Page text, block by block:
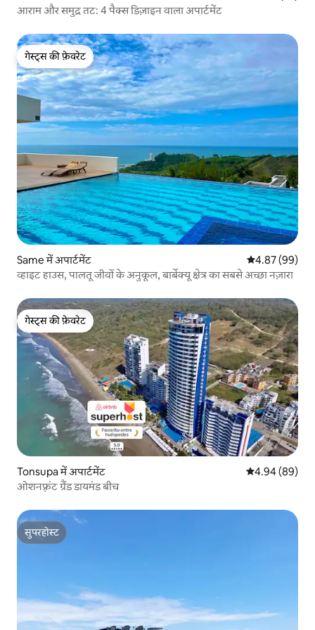
आराम और समुद्र तट: 4 पैक्स डिज़ाइन वाला अपार्टमेंट
गेस्ट्स की फ़ेवरेट
गेस्ट्स की फ़ेवरेट
Same में अपार्टमेंट औसत रेटिंग 5 में
4.87 (99)
व्हाइट हाउस, पालतू जीवों के अनुकूल, बार्बेक्यू क्षेत्र का सबसे अच्छा नज़ारा
गेस्ट्स की फ़ेवरेट
गेस्ट्स की फ़ेवरेट
Tonsupa में अपार्टमेंट औसत रेटिंग 5 में
4.94 (89)
ओशनफ़्रंट ग्रैंड डायमंड बीच
सुपरहोस्ट
सुपरहोस्ट